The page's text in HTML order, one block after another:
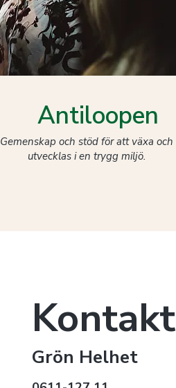
Antiloopen
Gemenskap och stöd för att växa och
utvecklas i en trygg miljö.
Kontakt
Grön Helhet